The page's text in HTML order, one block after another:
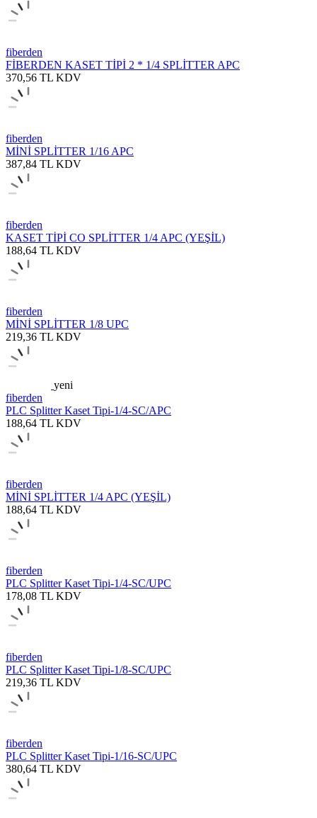
fiberden
FİBERDEN KASET TİPİ 2 * 1/4 SPLİTTER APC
370,56 TL KDV
fiberden
MİNİ SPLİTTER 1/16 APC
387,84 TL KDV
fiberden
KASET TİPİ CO SPLİTTER 1/4 APC (YEŞİL)
188,64 TL KDV
fiberden
MİNİ SPLİTTER 1/8 UPC
219,36 TL KDV
yeni
fiberden
PLC Splitter Kaset Tipi-1/4-SC/APC
188,64 TL KDV
fiberden
MİNİ SPLİTTER 1/4 APC (YEŞİL)
188,64 TL KDV
fiberden
PLC Splitter Kaset Tipi-1/4-SC/UPC
178,08 TL KDV
fiberden
PLC Splitter Kaset Tipi-1/8-SC/UPC
219,36 TL KDV
fiberden
PLC Splitter Kaset Tipi-1/16-SC/UPC
380,64 TL KDV